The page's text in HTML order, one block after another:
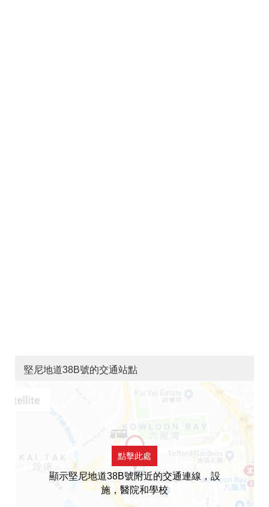
堅尼地道38B號的交通站點
點擊此處
顯示堅尼地道38B號附近的交通連線，設
施，醫院和學校